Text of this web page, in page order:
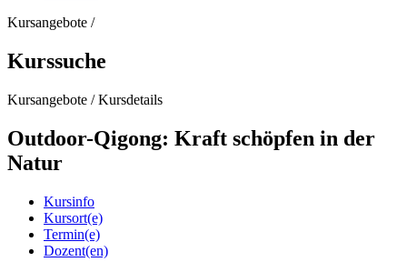
Kursangebote /
Kurssuche
Kursangebote /Kursdetails
Outdoor-Qigong: Kraft schöpfen in der
Natur
Kursinfo
Kursort(e)
Termin(e)
Dozent(en)